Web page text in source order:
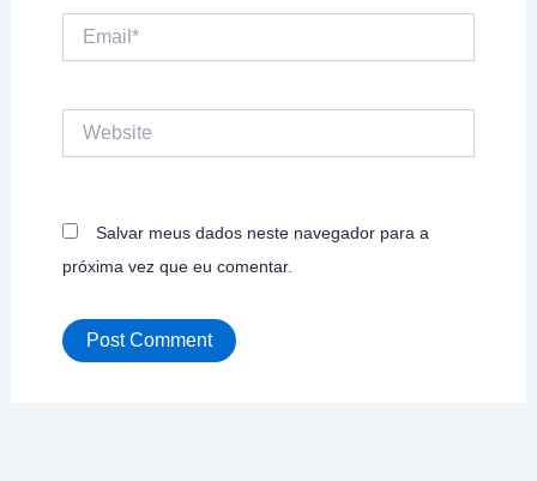
Email*
Website
Salvar meus dados neste navegador para a
próxima vez que eu comentar.